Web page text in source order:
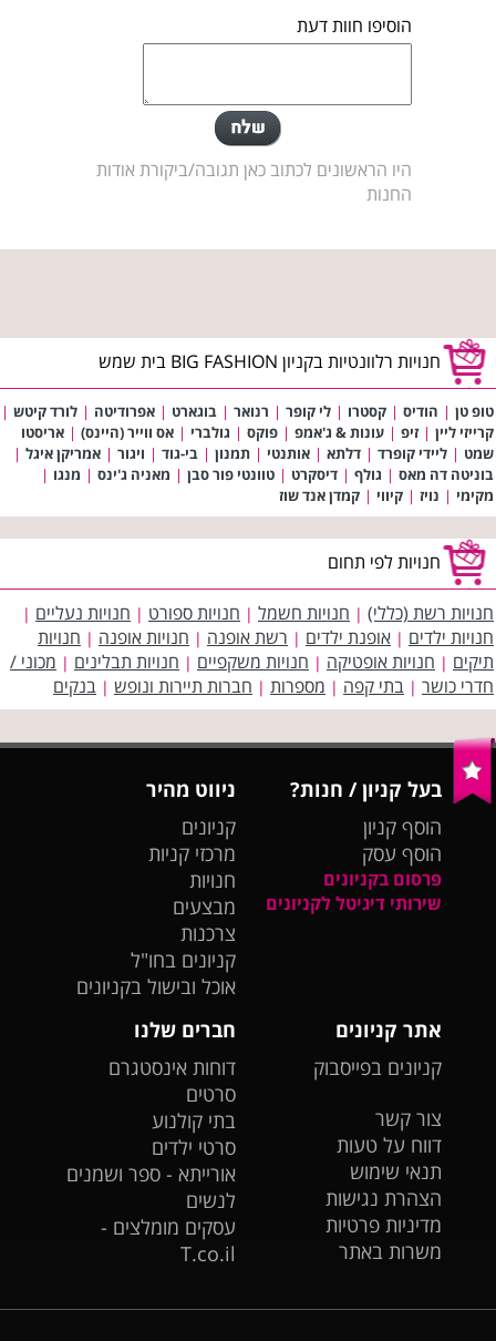
הוסיפו חוות דעת
היו הראשונים לכתוב כאן תגובה/ביקורת אודות
החנות
חנויות רלוונטיות בקניון BIG FASHION בית שמש
טופ טן | הודיס | קסטרו | לי קופר | רנואר | בוגארט | אפרודיטה | לורד קיטש |
קרייזי ליין | זיפ | עונות & ג'אמפ | פוקס | גולברי | אס ווייר (היינס) | אריסטו
שמט | ליידי קופרד | דלתא | אותנטי | תמנון | בי-גוד | ויגור | אמריקן איגל |
בוניטה דה מאס | גולף | דיסקרט | טוונטי פור סבן | מאניה ג'ינס | מנגו |
מקימי | נויז | קיווי | קמדן אנד שוז
חנויות לפי תחום
חנויות רשת (כללי) | חנויות חשמל | חנויות ספורט | חנויות נעליים |
חנויות ילדים | אופנת ילדים | רשת אופנה | חנויות אופנה | חנויות
תיקים | חנויות אופטיקה | חנויות משקפיים | חנויות תבלינים | מכוני /
חדרי כושר | בתי קפה | מספרות | חברות תיירות ונופש | בנקים
בעל קניון / חנות?
הוסף קניון
הוסף עסק
פרסום בקניונים
שירותי דיגיטל לקניונים
ניווט מהיר
קניונים
מרכזי קניות
חנויות
מבצעים
צרכנות
קניונים בחו"ל
אוכל ובישול בקניונים
אתר קניונים
קניונים בפייסבוק
צור קשר
דווח על טעות
תנאי שימוש
הצהרת נגישות
מדיניות פרטיות
משרות באתר
חברים שלנו
דוחות אינסטגרם
סרטים
בתי קולנוע
סרטי ילדים
אורייתא - ספר ושמנים
לנשים
עסקים מומלצים -
T.co.il